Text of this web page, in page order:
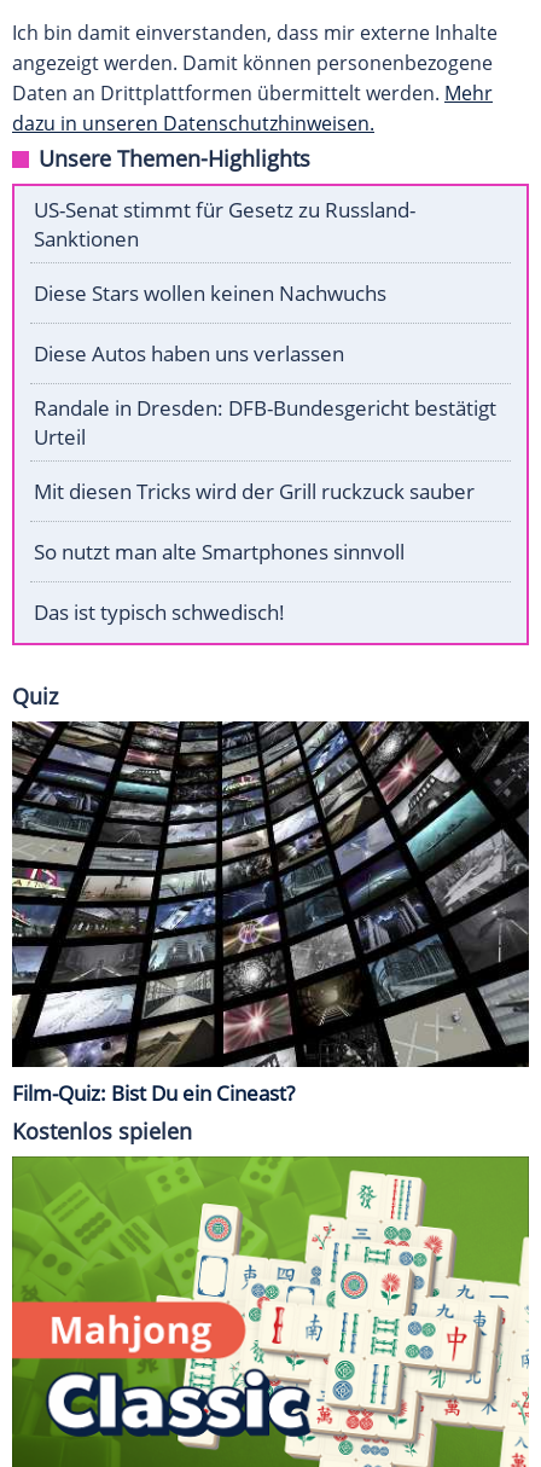
Ich bin damit einverstanden, dass mir externe Inhalte
angezeigt werden. Damit können personenbezogene
Daten an Drittplattformen übermittelt werden. Mehr
dazu in unseren Datenschutzhinweisen.
Unsere Themen-Highlights
US-Senat stimmt für Gesetz zu Russland-
Sanktionen
Diese Stars wollen keinen Nachwuchs
Diese Autos haben uns verlassen
Randale in Dresden: DFB-Bundesgericht bestätigt
Urteil
Mit diesen Tricks wird der Grill ruckzuck sauber
So nutzt man alte Smartphones sinnvoll
Das ist typisch schwedisch!
Quiz
Film-Quiz: Bist Du ein Cineast?
Kostenlos spielen